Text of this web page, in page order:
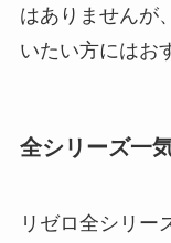
はありませんが
いたい方にはお
全シリーズ一
リゼロ全シリー